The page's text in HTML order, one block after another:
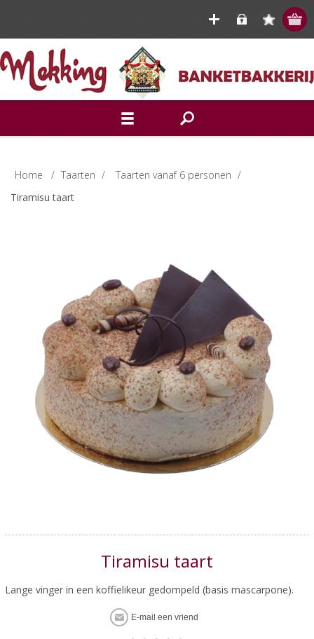
Home / Taarten / Taarten vanaf 6 personen /
Tiramisu taart
Tiramisu taart
Lange vinger in een koffielikeur gedompeld (basis mascarpone).